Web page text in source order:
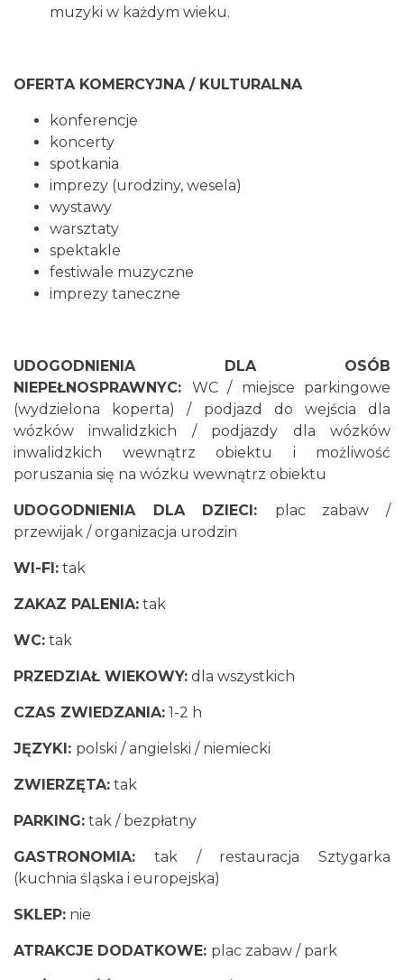
muzyki w każdym wieku.
OFERTA KOMERCYJNA / KULTURALNA
konferencje
koncerty
spotkania
imprezy (urodziny, wesela)
wystawy
warsztaty
spektakle
festiwale muzyczne
imprezy taneczne
UDOGODNIENIA DLA OSÓB
NIEPEŁNOSPRAWNYC: WC / miejsce parkingowe
(wydzielona koperta) / podjazd do wejścia dla
wózków inwalidzkich / podjazdy dla wózków
inwalidzkich wewnątrz obiektu i możliwość
poruszania się na wózku wewnątrz obiektu
UDOGODNIENIA DLA DZIECI: plac zabaw /
przewijak / organizacja urodzin
WI-FI: tak
ZAKAZ PALENIA: tak
WC: tak
PRZEDZIAŁ WIEKOWY: dla wszystkich
CZAS ZWIEDZANIA: 1-2 h
JĘZYKI: polski / angielski / niemiecki
ZWIERZĘTA: tak
PARKING: tak / bezpłatny
GASTRONOMIA: tak / restauracja Sztygarka
(kuchnia śląska i europejska)
SKLEP: nie
ATRAKCJE DODATKOWE: plac zabaw / park